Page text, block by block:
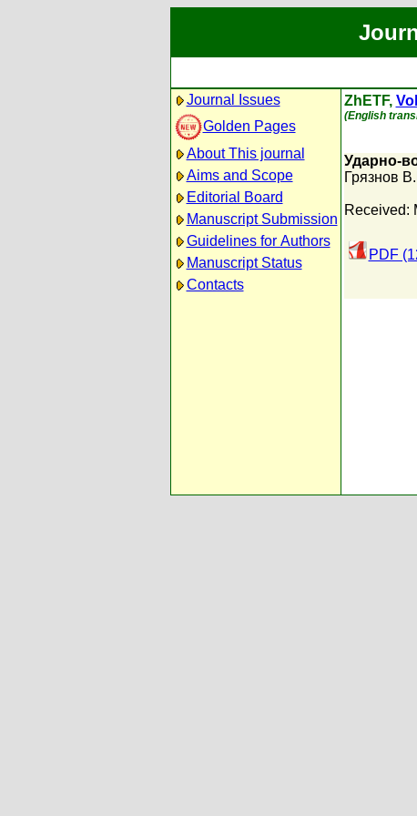
Journal Issues
Golden Pages
About This journal
Aims and Scope
Editorial Board
Manuscript Submission
Guidelines for Authors
Manuscript Status
Contacts
ZhETF,
(English
Ударно-
Грязнов
Received:
PDF